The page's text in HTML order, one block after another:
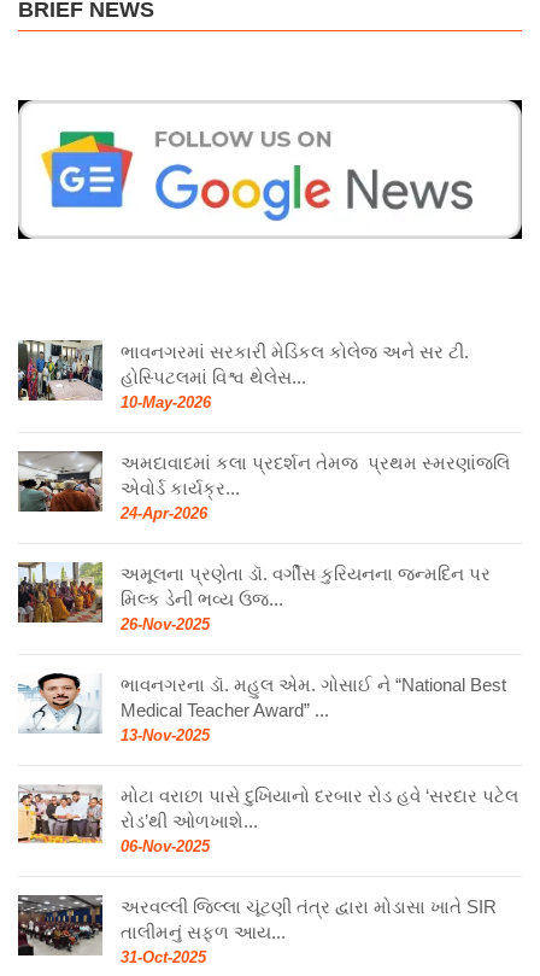
BRIEF NEWS
ભાવનગરમાં સરકારી મેડિકલ કોલેજ અને સર ટી.
હોસ્પિટલમાં વિશ્વ થેલેસ...
10-May-2026
અમદાવાદમાં કલા પ્રદર્શન તેમજ પ્રથમ સ્મરણાંજલિ
એવોર્ડ કાર્યક્ર...
24-Apr-2026
અમૂલના પ્રણેતા ડૉ. વર્ગીસ કુરિયનના જન્મદિન પર
મિલ્ક ડેની ભવ્ય ઉજ...
26-Nov-2025
ભાવનગરના ડૉ. મહુલ એમ. ગોસાઈ ને “National Best
Medical Teacher Award” ...
13-Nov-2025
મોટા વરાછા પાસે દુખિયાનો દરબાર રોડ હવે ‘સરદાર પટેલ
રોડ’થી ઓળખાશે...
06-Nov-2025
અરવલ્લી જિલ્લા ચૂંટણી તંત્ર દ્વારા મોડાસા ખાતે SIR
તાલીમનું સફળ આય...
31-Oct-2025